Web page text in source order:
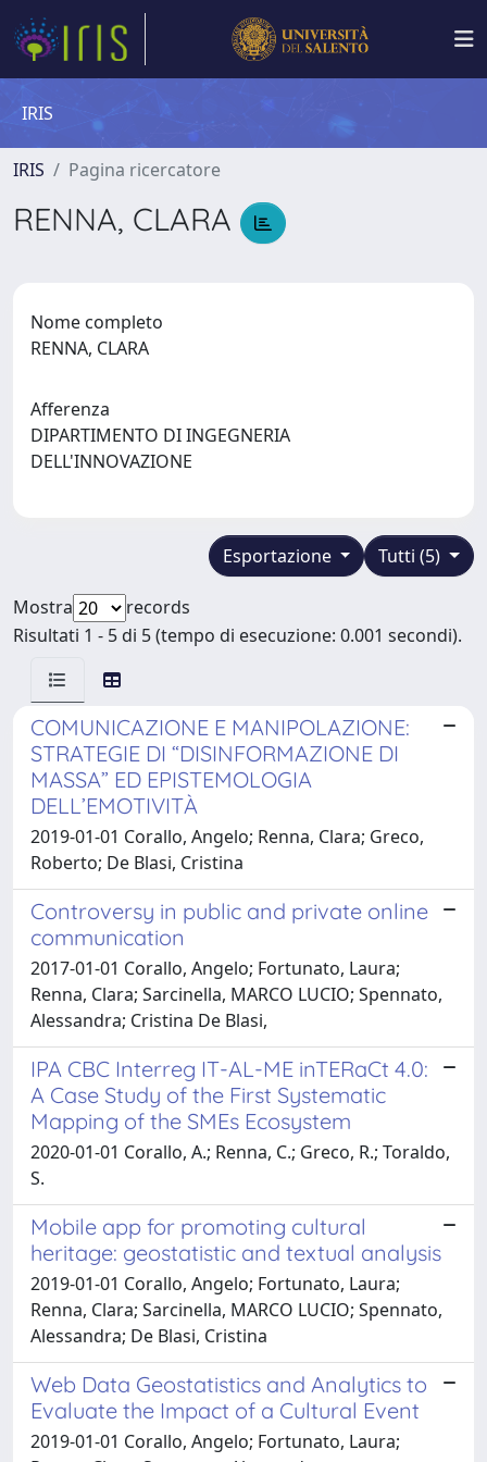
IRIS
IRIS Pagina ricercatore
RENNA, CLARA
Nome completo
RENNA, CLARA
Afferenza
DIPARTIMENTO DI INGEGNERIA
DELL'INNOVAZIONE
Tutti (5)
Esportazione
Mostra
records
Risultati 1 - 5 di 5 (tempo di esecuzione: 0.001 secondi).
COMUNICAZIONE E MANIPOLAZIONE:
STRATEGIE DI “DISINFORMAZIONE DI
MASSA” ED EPISTEMOLOGIA
DELL’EMOTIVITÀ
2019-01-01 Corallo, Angelo; Renna, Clara; Greco,
Roberto; De Blasi, Cristina
Controversy in public and private online
communication
2017-01-01 Corallo, Angelo; Fortunato, Laura;
Renna, Clara; Sarcinella, MARCO LUCIO; Spennato,
Alessandra; Cristina De Blasi,
IPA CBC Interreg IT-AL-ME inTERaCt 4.0:
A Case Study of the First Systematic
Mapping of the SMEs Ecosystem
2020-01-01 Corallo, A.; Renna, C.; Greco, R.; Toraldo,
S.
Mobile app for promoting cultural
heritage: geostatistic and textual analysis
2019-01-01 Corallo, Angelo; Fortunato, Laura;
Renna, Clara; Sarcinella, MARCO LUCIO; Spennato,
Alessandra; De Blasi, Cristina
Web Data Geostatistics and Analytics to
Evaluate the Impact of a Cultural Event
2019-01-01 Corallo, Angelo; Fortunato, Laura;